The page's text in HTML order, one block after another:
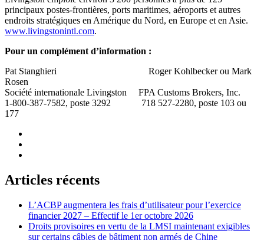
principaux postes-frontières, ports maritimes, aéroports et autres
endroits stratégiques en Amérique du Nord, en Europe et en Asie.
www.livingstonintl.com.
Pour un complément d’information :
Pat Stanghieri Roger Kohlbecker ou Mark
Rosen
Société internationale Livingston FPA Customs Brokers, Inc.
1-800-387-7582, poste 3292 718 527-2280, poste 103 ou
177
Articles récents
L’ACBP augmentera les frais d’utilisateur pour l’exercice
financier 2027 – Effectif le 1er octobre 2026
Droits provisoires en vertu de la LMSI maintenant exigibles
sur certains câbles de bâtiment non armés de Chine